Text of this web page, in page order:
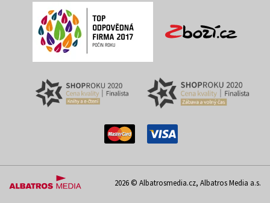
2026 © Albatrosmedia.cz, Albatros Media a.s.